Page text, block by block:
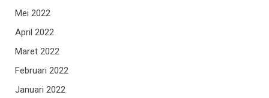
Mei 2022
April 2022
Maret 2022
Februari 2022
Januari 2022